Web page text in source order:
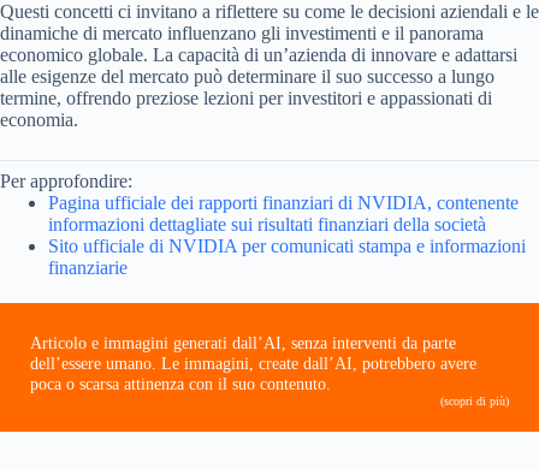
Questi concetti ci invitano a riflettere su come le decisioni aziendali e le
dinamiche di mercato influenzano gli investimenti e il panorama
economico globale. La capacità di un’azienda di innovare e adattarsi
alle esigenze del mercato può determinare il suo successo a lungo
termine, offrendo preziose lezioni per investitori e appassionati di
economia.
Per approfondire:
Pagina ufficiale dei rapporti finanziari di NVIDIA, contenente
informazioni dettagliate sui risultati finanziari della società
Sito ufficiale di NVIDIA per comunicati stampa e informazioni
finanziarie
Articolo e immagini generati dall’AI, senza interventi da parte
dell’essere umano. Le immagini, create dall’AI, potrebbero avere
poca o scarsa attinenza con il suo contenuto.
(scopri di più)